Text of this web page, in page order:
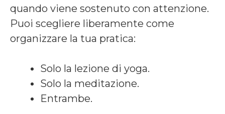
quando viene sostenuto con attenzione.
Puoi scegliere liberamente come
organizzare la tua pratica:
Solo la lezione di yoga.
Solo la meditazione.
Entrambe.